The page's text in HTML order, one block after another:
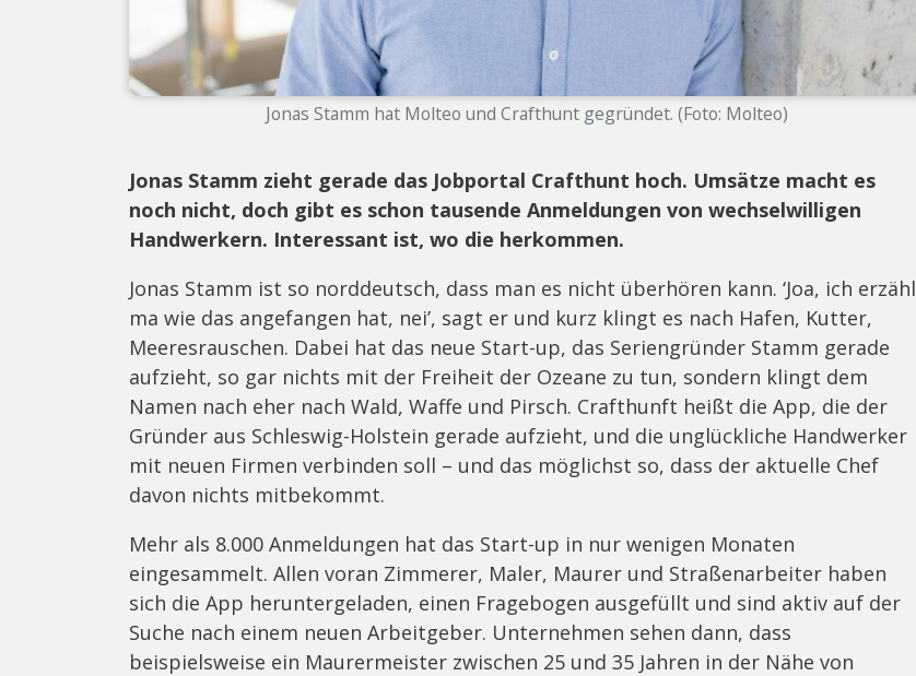
Jonas Stamm hat Molteo und Crafthunt gegründet. (Foto: Molteo)
Jonas Stamm zieht gerade das Jobportal Crafthunt hoch. Umsätze macht es
noch nicht, doch gibt es schon tausende Anmeldungen von wechselwilligen
Handwerkern. Interessant ist, wo die herkommen.
Jonas Stamm ist so norddeutsch, dass man es nicht überhören kann. ‘Joa, ich erzähl
ma wie das angefangen hat, nei’, sagt er und kurz klingt es nach Hafen, Kutter,
Meeresrauschen. Dabei hat das neue Start-up, das Seriengründer Stamm gerade
aufzieht, so gar nichts mit der Freiheit der Ozeane zu tun, sondern klingt dem
Namen nach eher nach Wald, Waffe und Pirsch. Crafthunft heißt die App, die der
Gründer aus Schleswig-Holstein gerade aufzieht, und die unglückliche Handwerker
mit neuen Firmen verbinden soll – und das möglichst so, dass der aktuelle Chef
davon nichts mitbekommt.
Mehr als 8.000 Anmeldungen hat das Start-up in nur wenigen Monaten
eingesammelt. Allen voran Zimmerer, Maler, Maurer und Straßenarbeiter haben
sich die App heruntergeladen, einen Fragebogen ausgefüllt und sind aktiv auf der
Suche nach einem neuen Arbeitgeber. Unternehmen sehen dann, dass
beispielsweise ein Maurermeister zwischen 25 und 35 Jahren in der Nähe von